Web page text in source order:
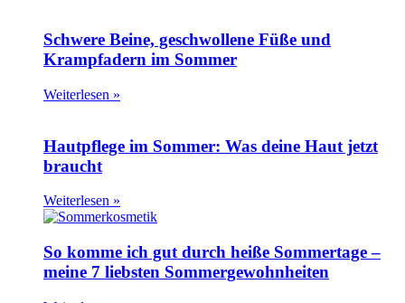
Schwere Beine, geschwollene Füße und
Krampfadern im Sommer
Weiterlesen »
Hautpflege im Sommer: Was deine Haut jetzt
braucht
Weiterlesen »
So komme ich gut durch heiße Sommertage –
meine 7 liebsten Sommergewohnheiten